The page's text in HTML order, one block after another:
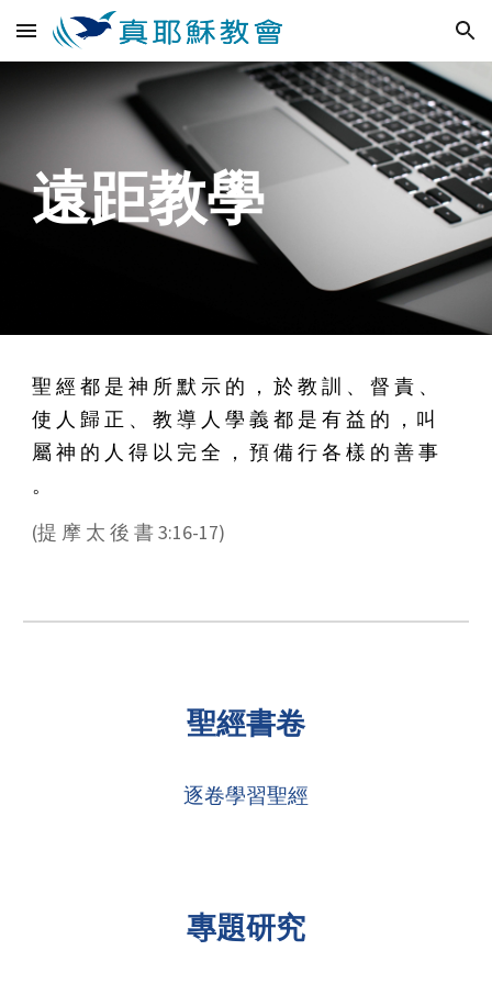
Skip to main content Skip to navigation
遠距教學
聖 經 都 是 神 所 默 示 的 ， 於 教 訓 、 督 責 、
使 人 歸 正 、 教 導 人 學 義 都 是 有 益 的 ， 叫
屬 神 的 人 得 以 完 全 ， 預 備 行 各 樣 的 善 事
。
(提 摩 太 後 書 3:16-17)
聖經書卷
逐卷學習聖經
專題研究